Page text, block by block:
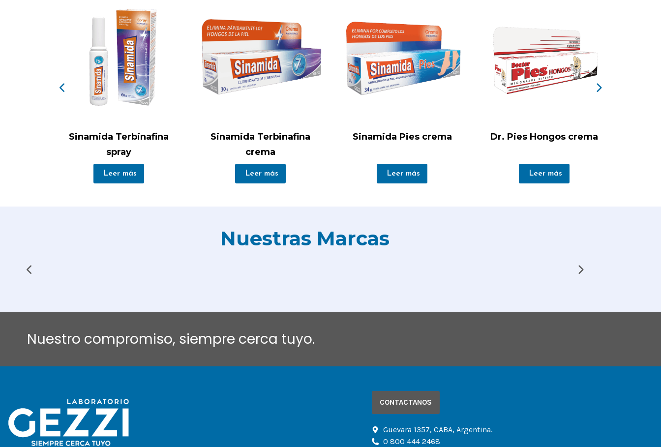
Sinamida Terbinafina
spray
Leer más
Sinamida Terbinafina
crema
Leer más
Sinamida Pies crema
Leer más
Dr. Pies Hongos crema
Leer más
Nuestras Marcas
Nuestro compromiso, siempre cerca tuyo.
CONTACTANOS
Guevara 1357, CABA, Argentina.
0 800 444 2468